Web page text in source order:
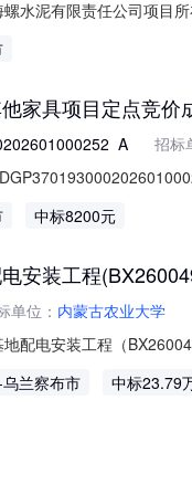
水泥有限责任公司项目
家具项目定点竞价
招标
有效的供应商为3家，报
中标8200元
安装工程
单位： 内蒙古农业大学
配电安装工程（
配电安装工程）中标供
兰察布市 中标23.79